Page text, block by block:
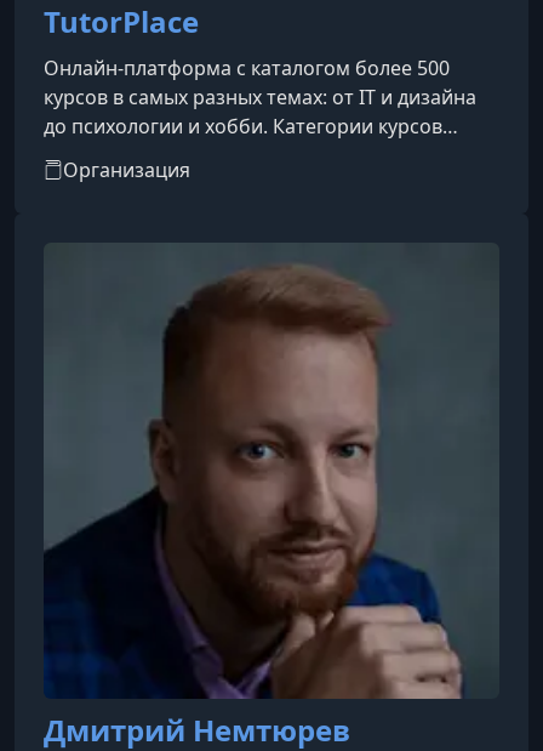
TutorPlace
Онлайн-платформа с каталогом более 500
курсов в самых разных темах: от IT и дизайна
до психологии и хобби. Категории курсов
охватывают такие направления, как IT, бизнес,
дизайн, психология, творчество, блогинг, уход
Организация
Дмитрий Немтюрев